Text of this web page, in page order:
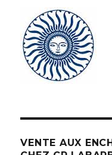
VENTE AUX